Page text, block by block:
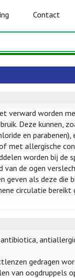
Contact
verward worden
Deze kunnen,
en
met allergische
worden bij de
de ogen
als deze die
circulatie
gedragen
van oogdruppels